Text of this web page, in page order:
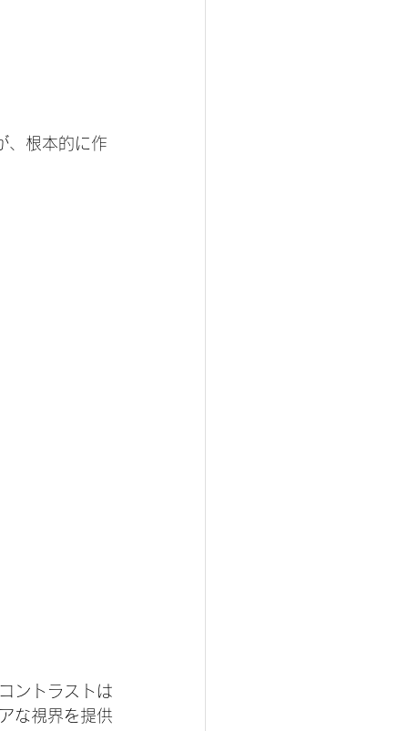
、根本的に作
ントラストは
な視界を提供